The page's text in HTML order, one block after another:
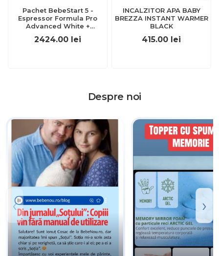
Pachet BebeStart 5 -
Espressor Formula Pro
Advanced White +
2424.00 lei
INCALZITOR APA BABY
BREZZA INSTANT WARMER
BLACK
415.00 lei
Despre noi
‹ ›